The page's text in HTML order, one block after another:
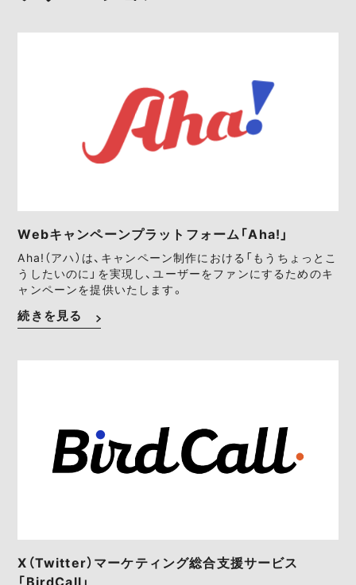
Webキャンペーンプラットフォーム「Aha!」
Aha!（アハ）は、キャンペーン制作における「もうちょっとこ
うしたいのに」を実現し、ユーザーをファンにするためのキ
ャンペーンを提供いたします。
続きを見る
X（Twitter）マーケティング総合支援サービス
「BirdCall」